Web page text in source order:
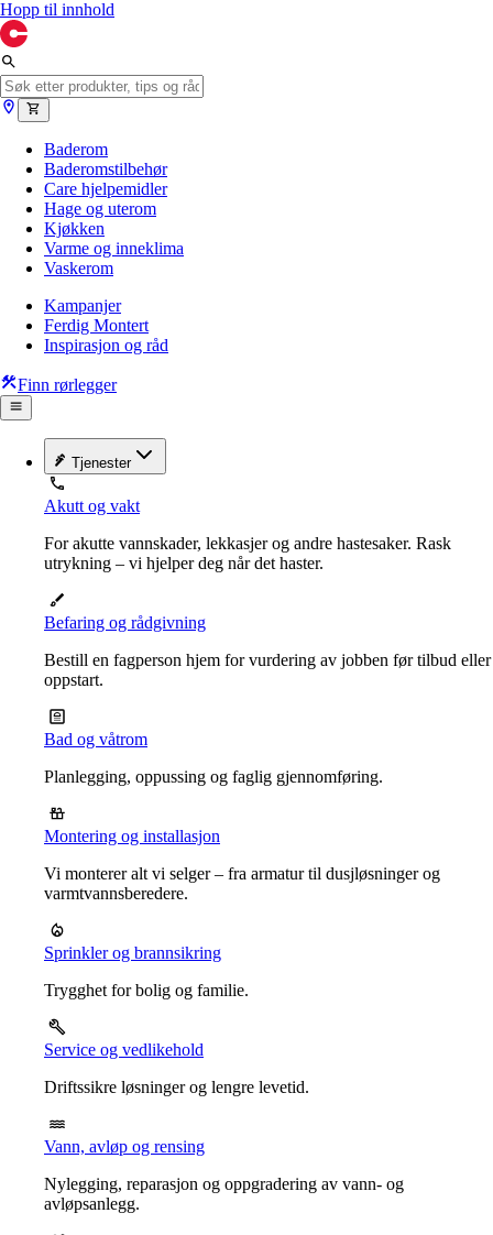
Hopp til innhold
Baderom
Baderomstilbehør
Care hjelpemidler
Hage og uterom
Kjøkken
Varme og inneklima
Vaskerom
Kampanjer
Ferdig Montert
Inspirasjon og råd
Finn rørlegger
Tjenester
Akutt og vakt
For akutte vannskader, lekkasjer og andre hastesaker. Rask
utrykning – vi hjelper deg når det haster.
Befaring og rådgivning
Bestill en fagperson hjem for vurdering av jobben før tilbud eller
oppstart.
Bad og våtrom
Planlegging, oppussing og faglig gjennomføring.
Montering og installasjon
Vi monterer alt vi selger – fra armatur til dusjløsninger og
varmtvannsberedere.
Sprinkler og brannsikring
Trygghet for bolig og familie.
Service og vedlikehold
Driftssikre løsninger og lengre levetid.
Vann, avløp og rensing
Nylegging, reparasjon og oppgradering av vann- og
avløpsanlegg.